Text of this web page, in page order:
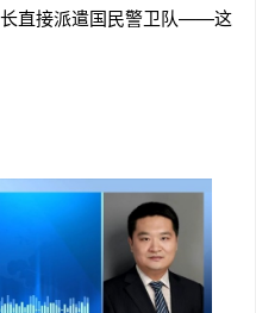
直接派遣国民警卫队——这